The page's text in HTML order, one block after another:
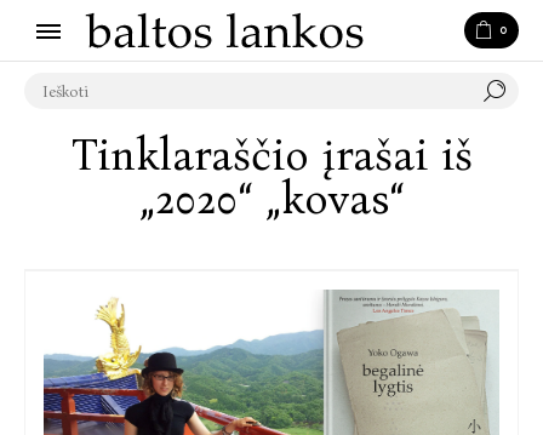
0
Tinklaraščio įrašai iš
„2020“ „kovas“